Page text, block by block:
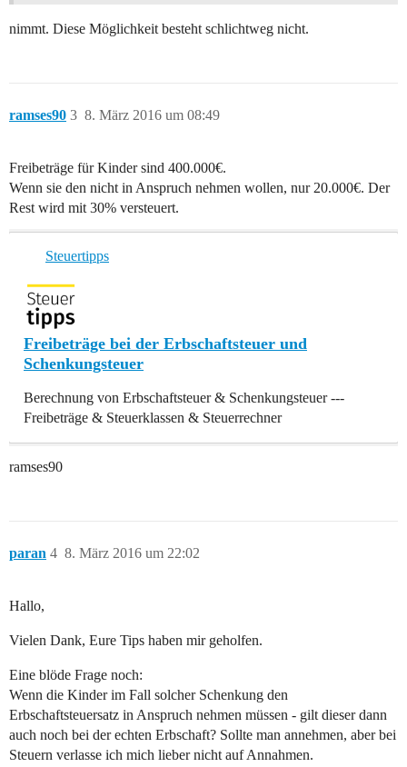
nimmt. Diese Möglichkeit besteht schlichtweg nicht.
ramses90 8. März 2016 um 08:49
3
Freibeträge für Kinder sind 400.000€.
Wenn sie den nicht in Anspruch nehmen wollen, nur 20.000€. Der
Rest wird mit 30% versteuert.
Steuertipps
Freibeträge bei der Erbschaftsteuer und
Schenkungsteuer
Berechnung von Erbschaftsteuer & Schenkungsteuer ---
Freibeträge & Steuerklassen & Steuerrechner
ramses90
paran 8. März 2016 um 22:02
4
Hallo,
Vielen Dank, Eure Tips haben mir geholfen.
Eine blöde Frage noch:
Wenn die Kinder im Fall solcher Schenkung den
Erbschaftsteuersatz in Anspruch nehmen müssen - gilt dieser dann
auch noch bei der echten Erbschaft? Sollte man annehmen, aber bei
Steuern verlasse ich mich lieber nicht auf Annahmen.